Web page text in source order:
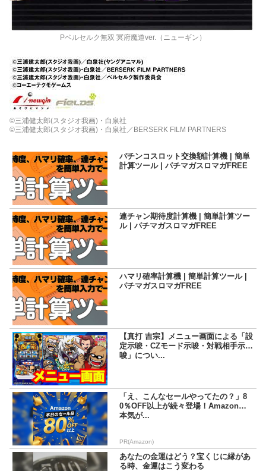
Pベルセルク無双 冥府魔道ver.（ニューギン）
©三浦健太郎(スタジオ我画)・白泉社
©三浦健太郎(スタジオ我画)・白泉社／BERSERK FILM PARTNERS
パチンコスロット交換額計算機 | 簡単
計算ツール | パチマガスロマガFREE
連チャン期待度計算機 | 簡単計算ツー
ル | パチマガスロマガFREE
ハマリ確率計算機 | 簡単計算ツール |
パチマガスロマガFREE
【真打 吉宗】メニュー画面による「設
定示唆・CZモード示唆・対戦相手示
唆」につい...
「え、こんなセールやってたの？」8
0％OFF以上が続々登場！Amazonの
本気が...
PR(Amazon)
あなたの金運はどう？宝くじに縁があ
る時、金運はこう変わる